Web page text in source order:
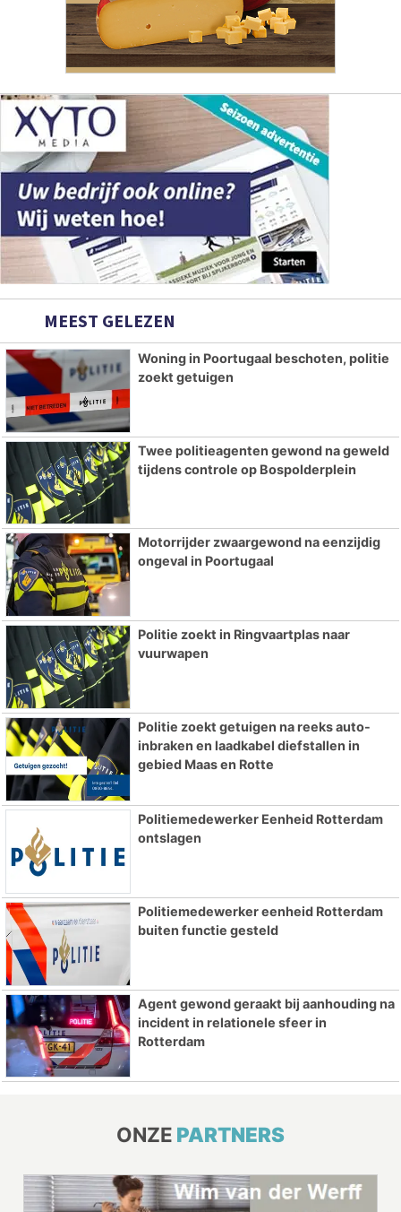
MEEST GELEZEN
Woning in Poortugaal beschoten, politie
zoekt getuigen
Twee politieagenten gewond na geweld
tijdens controle op Bospolderplein
Motorrijder zwaargewond na eenzijdig
ongeval in Poortugaal
Politie zoekt in Ringvaartplas naar
vuurwapen
Politie zoekt getuigen na reeks auto-
inbraken en laadkabel diefstallen in
gebied Maas en Rotte
Politiemedewerker Eenheid Rotterdam
ontslagen
Politiemedewerker eenheid Rotterdam
buiten functie gesteld
Agent gewond geraakt bij aanhouding na
incident in relationele sfeer in
Rotterdam
ONZE PARTNERS